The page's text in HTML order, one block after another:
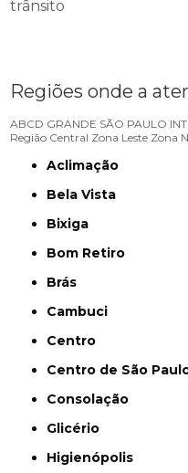
trânsito
Regiões onde a
ABCD GRANDE SÃO PAULO
Região Central Zona Leste Zona
Aclimação
Bela Vista
Bixiga
Bom Retiro
Brás
Cambuci
Centro
Centro de São
Consolação
Glicério
Higienópolis